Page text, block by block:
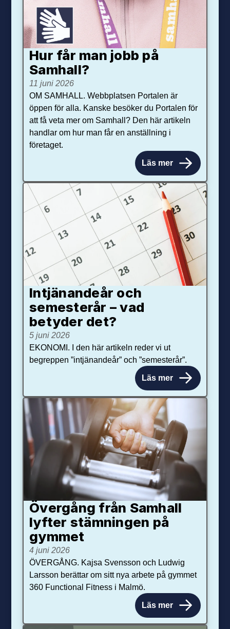
Hur får man jobb på
Samhall?
11 juni 2026
OM SAMHALL. Webbplatsen Portalen är
öppen för alla. Kanske besöker du Portalen för
att få veta mer om Samhall? Den här artikeln
handlar om hur man får en anställning i
företaget.
Läs mer
Intjänandeår och
semesterår – vad
betyder det?
5 juni 2026
EKONOMI. I den här artikeln reder vi ut
begreppen ”intjänandeår” och ”semesterår”.
Läs mer
Övergång från Samhall
lyfter stämningen på
gymmet
4 juni 2026
ÖVERGÅNG. Kajsa Svensson och Ludwig
Larsson berättar om sitt nya arbete på gymmet
360 Functional Fitness i Malmö.
Läs mer